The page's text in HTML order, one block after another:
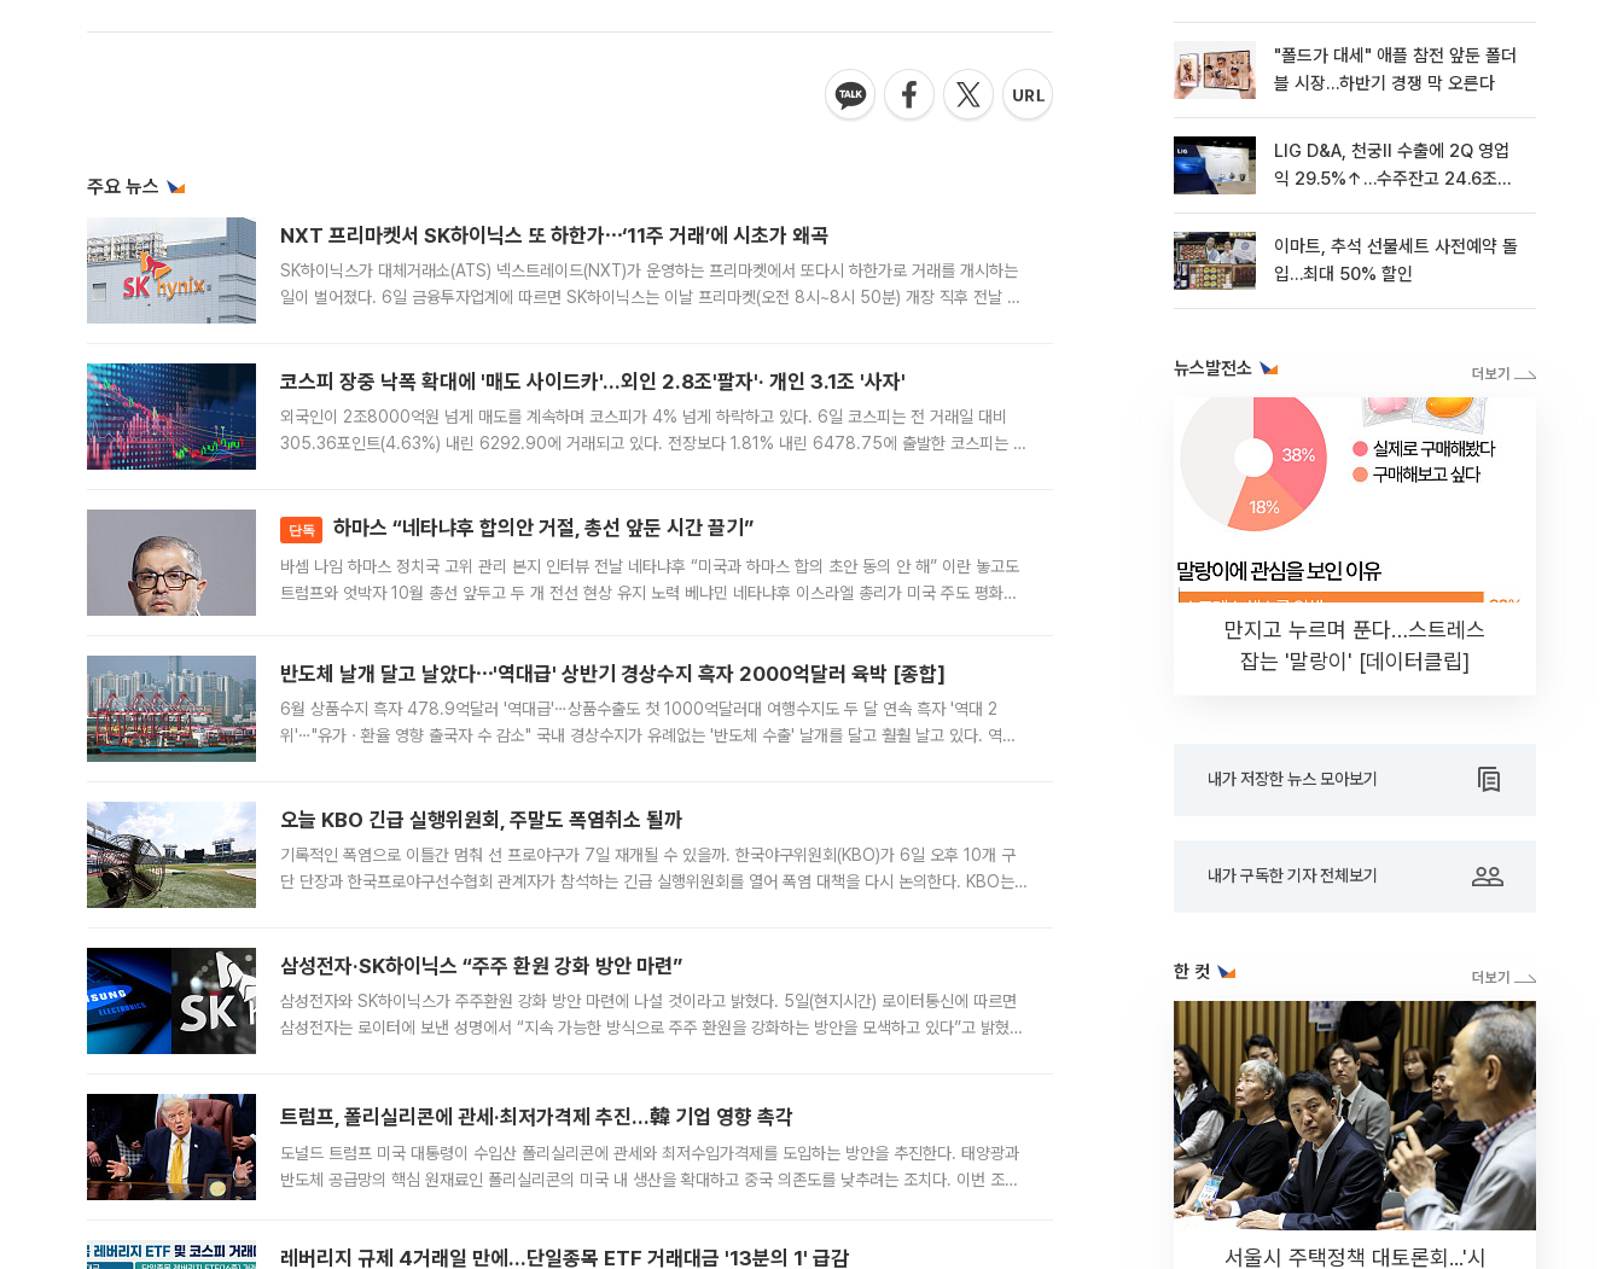
주요 뉴스
NXT 프리마켓서 SK하이닉스 또 하한가⋯‘11주 거래’에 시초가 왜곡
SK하이닉스가 대체거래소(ATS) 넥스트레이드(NXT)가 운영하는 프리마켓에서 또다시 하한가로 거래를 개시하는
일이 벌어졌다. 6일 금융투자업계에 따르면 SK하이닉스는 이날 프리마켓(오전 8시~8시 50분) 개장 직후 전날 정
코스피 장중 낙폭 확대에 '매도 사이드카'…외인 2.8조'팔자'· 개인 3.1조 '사자'
외국인이 2조8000억원 넘게 매도를 계속하며 코스피가 4% 넘게 하락하고 있다. 6일 코스피는 전 거래일 대비
305.36포인트(4.63%) 내린 6292.90에 거래되고 있다. 전장보다 1.81% 내린 6478.75에 출발한 코스피는 장
단독 하마스 “네타냐후 합의안 거절, 총선 앞둔 시간 끌기”
바셈 나임 하마스 정치국 고위 관리 본지 인터뷰 전날 네타냐후 “미국과 하마스 합의 초안 동의 안 해” 이란 놓고도
트럼프와 엇박자 10월 총선 앞두고 두 개 전선 현상 유지 노력 베냐민 네타냐후 이스라엘 총리가 미국 주도 평화위
반도체 날개 달고 날았다⋯'역대급' 상반기 경상수지 흑자 2000억달러 육박 [종합]
6월 상품수지 흑자 478.9억달러 '역대급'⋯상품수출도 첫 1000억달러대 여행수지도 두 달 연속 흑자 '역대 2
위'⋯"유가ㆍ환율 영향 출국자 수 감소" 국내 경상수지가 유례없는 '반도체 수출' 날개를 달고 훨훨 날고 있다. 역대
오늘 KBO 긴급 실행위원회, 주말도 폭염취소 될까
기록적인 폭염으로 이틀간 멈춰 선 프로야구가 7일 재개될 수 있을까. 한국야구위원회(KBO)가 6일 오후 10개 구
단 단장과 한국프로야구선수협회 관계자가 참석하는 긴급 실행위원회를 열어 폭염 대책을 다시 논의한다. KBO는
삼성전자·SK하이닉스 “주주 환원 강화 방안 마련”
삼성전자와 SK하이닉스가 주주환원 강화 방안 마련에 나설 것이라고 밝혔다. 5일(현지시간) 로이터통신에 따르면
삼성전자는 로이터에 보낸 성명에서 “지속 가능한 방식으로 주주 환원을 강화하는 방안을 모색하고 있다”고 밝혔다.
트럼프, 폴리실리콘에 관세·최저가격제 추진…韓 기업 영향 촉각
도널드 트럼프 미국 대통령이 수입산 폴리실리콘에 관세와 최저수입가격제를 도입하는 방안을 추진한다. 태양광과
반도체 공급망의 핵심 원재료인 폴리실리콘의 미국 내 생산을 확대하고 중국 의존도를 낮추려는 조치다. 이번 조처
레버리지 규제 4거래일 만에…단일종목 ETF 거래대금 '13분의 1' 급감
"폴드가 대세" 애플 참전 앞둔 폴더
블 시장…하반기 경쟁 막 오른다
LIG D&A, 천궁Ⅱ 수출에 2Q 영업
익 29.5%↑…수주잔고 24.6조
이마트, 추석 선물세트 사전예약 돌
입…최대 50% 할인
뉴스발전소
만지고 누르며 푼다…스트레스
잡는 '말랑이' [데이터클립]
내가 저장한 뉴스 모아보기
내가 구독한 기자 전체보기
한 컷
서울시 주택정책 대토론회...'시